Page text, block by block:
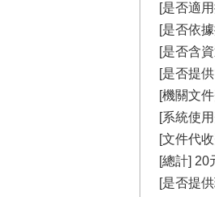
[是否適
[是否依
[是否含
[是否提
[機關文
[系統使
[文件代
[總計] 20
[是否提